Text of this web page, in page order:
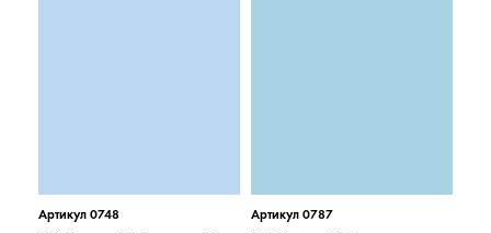
Артикул 0748
Артикул 0787